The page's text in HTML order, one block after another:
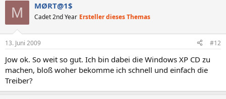
M MØRT@1$
Cadet 2nd Year Ersteller dieses Themas
13. Juni 2009 #12
Jow ok. So weit so gut. Ich bin dabei die Windows XP CD zu
machen, bloß woher bekomme ich schnell und einfach die
Treiber?